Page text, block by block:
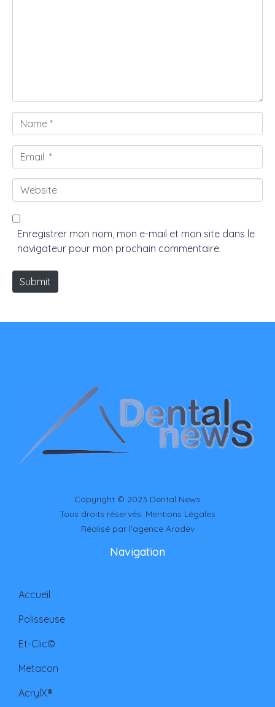
a
m
*
m
a
*
W
e
b
e
Enregistrer mon nom, mon e-mail et mon site dans le
navigateur pour mon prochain commentaire.
Submit
Copyright © 2023 Dental News
Tous droits réservés. Mentions Légales
Réalisé par l’agence Aradev
Navigation
Accueil
Polisseuse
Et-Clic©
Metacon
AcrylX®